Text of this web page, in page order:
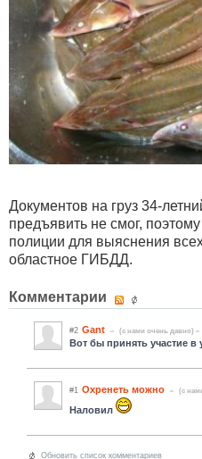
Документов на груз 34-
предъявить не смог,
полиции для выяснения
областное ГИБДД.
Комментарии
#2 Gant (c нами очень давно)
Вот бы принять участие в
#1 Охренеть можно (c
Наловил
Обновить список комментариев